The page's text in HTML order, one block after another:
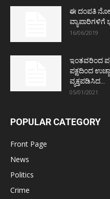
ಈ ದಂಪತಿ
ವ್ಯಾಪಾರಿಗಳಿಗೆ
16/06/2019
ಇಂತವರಿಂದ
ಪಕ್ಷದಿಂದ
ವ್ಯಕ್ತಪಡಿಸಿದ...
05/01/2021
POPULAR CATEGORY
Front Page
News
Politics
Crime